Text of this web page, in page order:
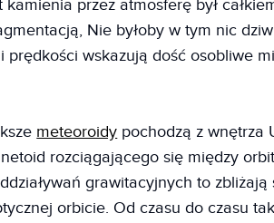
przez atmosferę był
Nie byłoby w tym nic
prędkości wskazują dość osobliwe
meteoroidy pochodzą z wnętrza
rozciągającego się między
grawitacyjnych to zbliżają
orbicie. Od czasu do czasu